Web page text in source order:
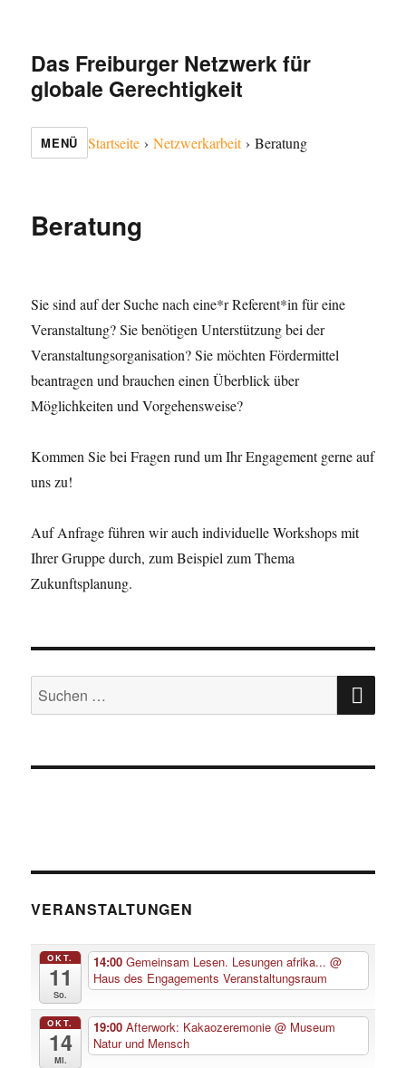
Das Freiburger Netzwerk für
globale Gerechtigkeit
MENÜ Startseite› Netzwerkarbeit› Beratung
Beratung
Sie sind auf der Suche nach eine*r Referent*in für eine
Veranstaltung? Sie benötigen Unterstützung bei der
Veranstaltungsorganisation? Sie möchten Fördermittel
beantragen und brauchen einen Überblick über
Möglichkeiten und Vorgehensweise?
Kommen Sie bei Fragen rund um Ihr Engagement gerne auf
uns zu!
Auf Anfrage führen wir auch individuelle Workshops mit
Ihrer Gruppe durch, zum Beispiel zum Thema
Zukunftsplanung.
Suche
nach:
VERANSTALTUNGEN
OKT.
11
So.
14:00Gemeinsam Lesen. Lesungen afrika...@
Haus des Engagements Veranstaltungsraum
OKT.
14
Mi.
19:00Afterwork: Kakaozeremonie@ Museum
Natur und Mensch